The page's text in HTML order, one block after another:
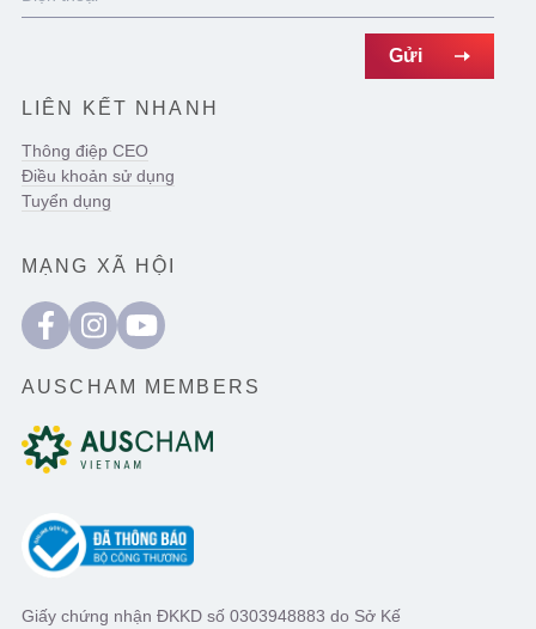
LIÊN KẾT NHANH
Thông điệp CEO
Điều khoản sử dụng
Tuyển dụng
MẠNG XÃ HỘI
AUSCHAM MEMBERS
Giấy chứng nhận ĐKKD số 0303948883 do Sở Kế